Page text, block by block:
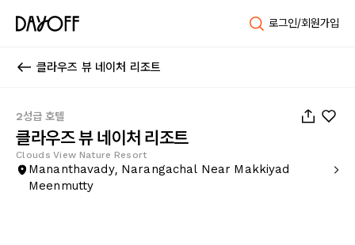
로그인/회원가입
클라우즈 뷰 네이처 리조트
2성급 호텔
클라우즈 뷰 네이처 리조트
Clouds View Nature Resort
Mananthavady, Narangachal Near Makkiyad
Meenmutty